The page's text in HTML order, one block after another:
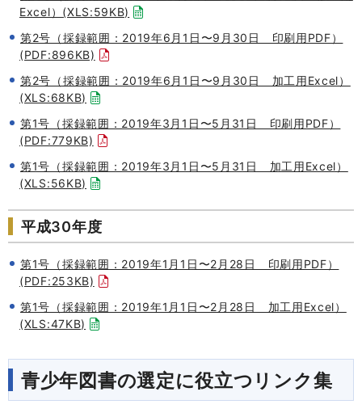
Excel）(XLS:59KB)
第2号（採録範囲：2019年6月1日〜9月30日 印刷用PDF）
(PDF:896KB)
第2号（採録範囲：2019年6月1日〜9月30日 加工用Excel）
(XLS:68KB)
第1号（採録範囲：2019年3月1日〜5月31日 印刷用PDF）
(PDF:779KB)
第1号（採録範囲：2019年3月1日〜5月31日 加工用Excel）
(XLS:56KB)
平成30年度
第1号（採録範囲：2019年1月1日〜2月28日 印刷用PDF）
(PDF:253KB)
第1号（採録範囲：2019年1月1日〜2月28日 加工用Excel）
(XLS:47KB)
青少年図書の選定に役立つリンク集